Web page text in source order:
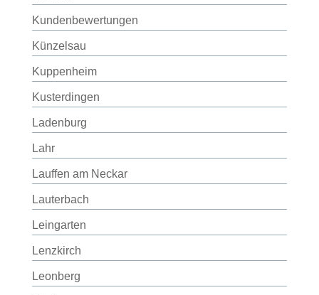
Kundenbewertungen
Künzelsau
Kuppenheim
Kusterdingen
Ladenburg
Lahr
Lauffen am Neckar
Lauterbach
Leingarten
Lenzkirch
Leonberg